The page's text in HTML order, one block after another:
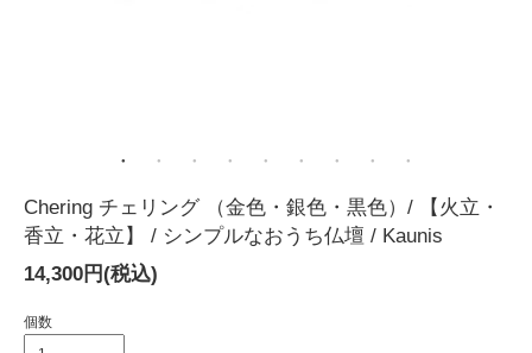
Chering チェリング （金色・銀色・黒色）/ 【火立・
香立・花立】 / シンプルなおうち仏壇 / Kaunis
14,300円(税込)
個数